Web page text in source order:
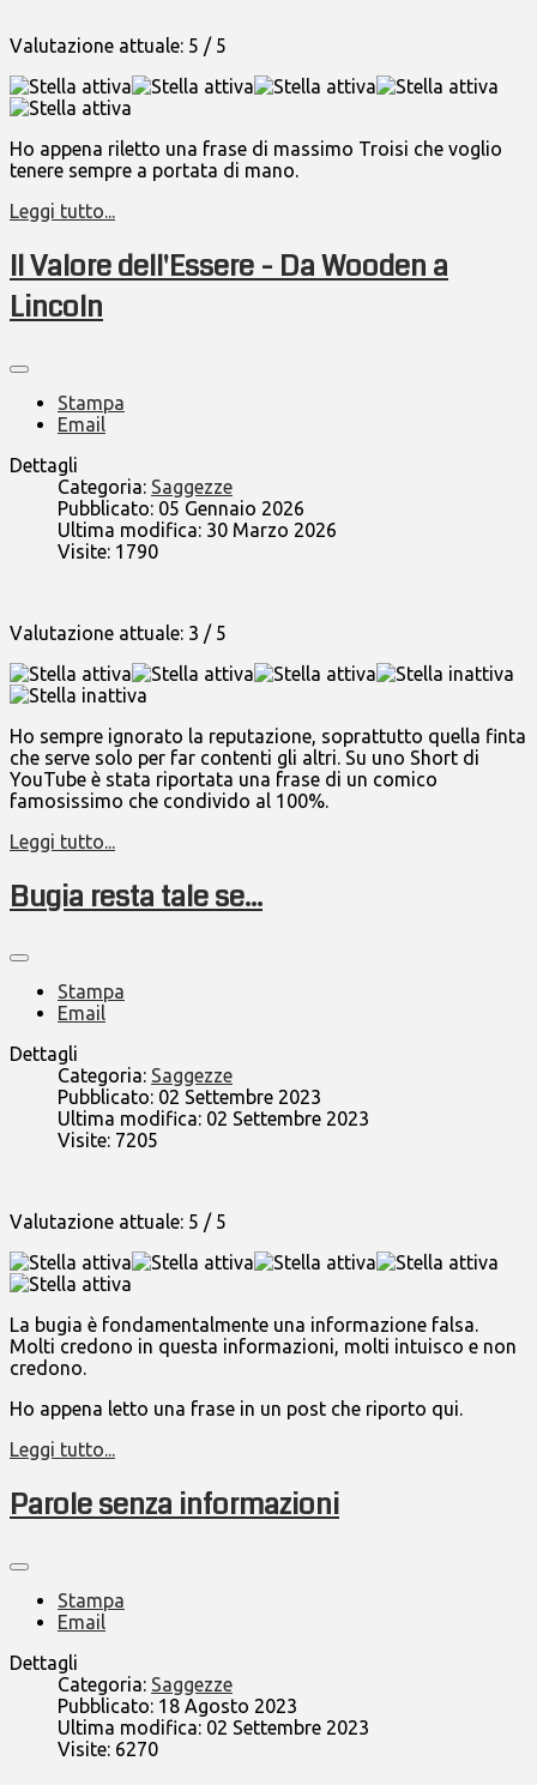
Valutazione attuale: 5 / 5
Ho appena riletto una frase di massimo Troisi che voglio
tenere sempre a portata di mano.
Leggi tutto...
Il Valore dell'Essere - Da Wooden a
Lincoln
Stampa
Email
Dettagli
Categoria: Saggezze
Pubblicato: 05 Gennaio 2026
Ultima modifica: 30 Marzo 2026
Visite: 1790
Valutazione attuale: 3 / 5
Ho sempre ignorato la reputazione, soprattutto quella finta
che serve solo per far contenti gli altri. Su uno Short di
YouTube è stata riportata una frase di un comico
famosissimo che condivido al 100%.
Leggi tutto...
Bugia resta tale se...
Stampa
Email
Dettagli
Categoria: Saggezze
Pubblicato: 02 Settembre 2023
Ultima modifica: 02 Settembre 2023
Visite: 7205
Valutazione attuale: 5 / 5
La bugia è fondamentalmente una informazione falsa.
Molti credono in questa informazioni, molti intuisco e non
credono.
Ho appena letto una frase in un post che riporto qui.
Leggi tutto...
Parole senza informazioni
Stampa
Email
Dettagli
Categoria: Saggezze
Pubblicato: 18 Agosto 2023
Ultima modifica: 02 Settembre 2023
Visite: 6270